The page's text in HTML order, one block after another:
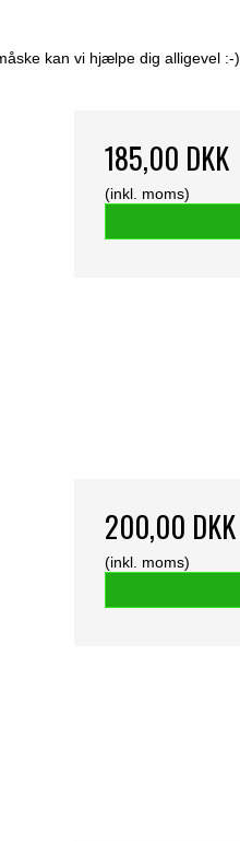
kan vi hjælpe dig alligevel :-)
185,00 DKK
(inkl. moms)
200,00 DKK
(inkl. moms)